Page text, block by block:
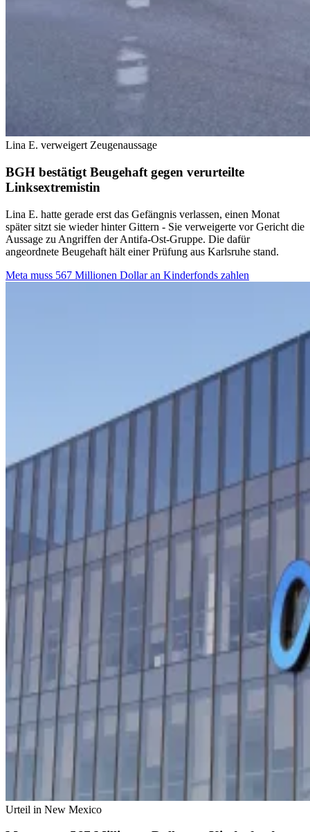
Lina E. verweigert Zeugenaussage
BGH bestätigt Beugehaft gegen verurteilte
Linksextremistin
Lina E. hatte gerade erst das Gefängnis verlassen, einen Monat
später sitzt sie wieder hinter Gittern - Sie verweigerte vor Gericht die
Aussage zu Angriffen der Antifa-Ost-Gruppe. Die dafür
angeordnete Beugehaft hält einer Prüfung aus Karlsruhe stand.
Meta muss 567 Millionen Dollar an Kinderfonds zahlen
Urteil in New Mexico